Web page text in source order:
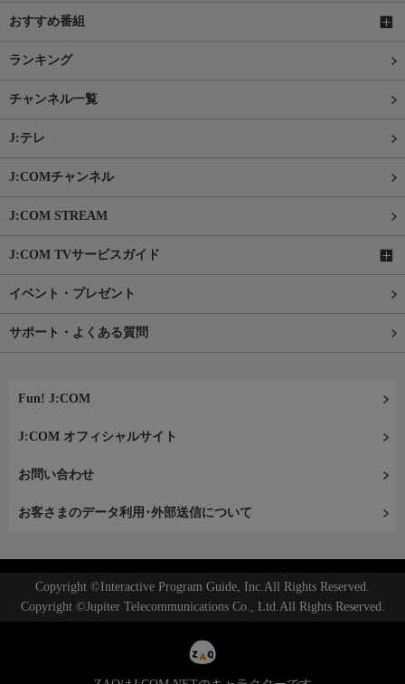
おすすめ番組
ランキング
チャンネル一覧
J:テレ
J:COMチャンネル
J:COM STREAM
J:COM TVサービスガイド
イベント・プレゼント
サポート・よくある質問
Fun! J:COM
J:COM オフィシャルサイト
お問い合わせ
お客さまのデータ利用･外部送信について
Copyright ©Interactive Program Guide, Inc.All Rights Reserved.
Copyright ©Jupiter Telecommunications Co., Ltd.All Rights Reserved.